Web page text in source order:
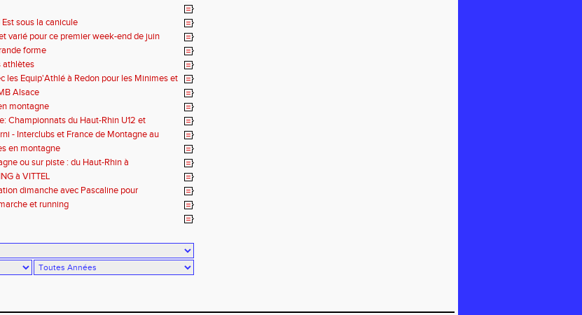
sous la canicule
varié pour ce premier week-end de juin
forme
athlètes
les Equip'Athlé à Redon pour les Minimes et
Alsace
montagne
Championnats du Haut-Rhin U12 et
- Interclubs et France de Montagne au
en montagne
ou sur piste : du Haut-Rhin à
par le Portugal et Annecy
à VITTEL
dimanche avec Pascaline pour
Parkinsonet running